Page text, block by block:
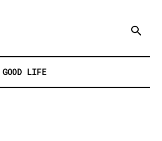
GOOD LIFE